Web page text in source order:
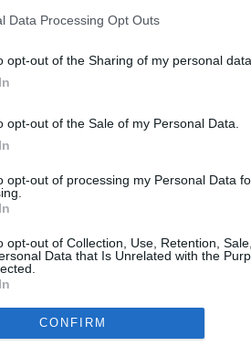
Data Processing Opt Outs
opt-out of the Sharing of my personal data.
opt-out of the Sale of my Personal Data.
opt-out of processing my Personal Data
opt-out of Collection, Use, Retention,
Data that Is Unrelated with the
CONFIRM
un ultimátum a Italia: o levanta los controles a
"medidas proporcionales"
de Ceuta
contra las comunidades que no acojan a los
crisis de Ceuta